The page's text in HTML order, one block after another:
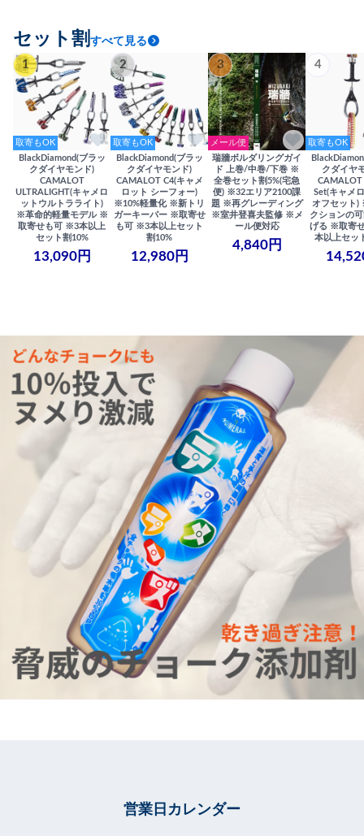
セット割 すべて見る
1
取寄もOK
BlackDiamond(ブラッ
クダイヤモンド)
CAMALOT
ULTRALIGHT(キャメロ
ットウルトラライト)
※革命的軽量モデル ※
取寄せも可 ※3本以上
セット割10%
13,090円
2
取寄もOK
BlackDiamond(ブラッ
クダイヤモンド)
CAMALOT C4(キャメ
ロット シーフォー)
※10%軽量化 ※新トリ
ガーキーパー ※取寄せ
も可 ※3本以上セット
割10%
12,980円
3
メール便
瑞牆ボルダリングガイ
ド 上巻/中巻/下巻 ※
全巻セット割5%(宅急
便) ※32エリア2100課
題 ※再グレーディング
※室井登喜夫監修 ※メ
ール便対応
4,840円
4
取寄もOK
クダイヤ
Set(キャメ
オフセット)
クションの
げる ※取寄
本以上セッ
営業日カレンダー